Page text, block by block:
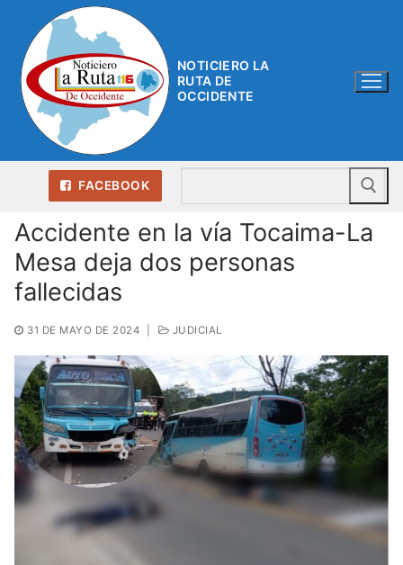
contenido
NOTICIERO LA
RUTA DE
OCCIDENTE
FACEBOOK
Accidente en la vía Tocaima-La
Mesa deja dos personas
fallecidas
31 DE MAYO DE 2024 JUDICIAL